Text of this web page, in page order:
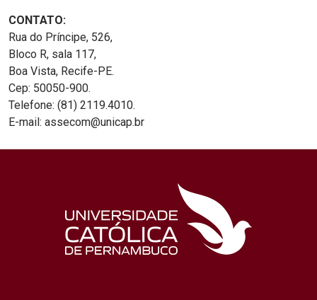
CONTATO:
Rua do Príncipe, 526,
Bloco R, sala 117,
Boa Vista, Recife-PE.
Cep: 50050-900.
Telefone: (81) 2119.4010.
E-mail: assecom@unicap.br